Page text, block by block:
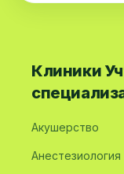
Клиники
Акушерство
Анестезиология